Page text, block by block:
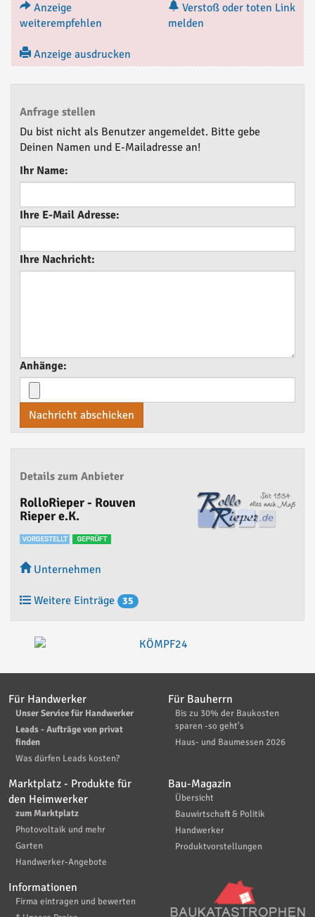
Anzeige
weiterempfehlen
Verstoß oder toten Link
melden
Anzeige ausdrucken
Anfrage stellen
Du bist nicht als Benutzer angemeldet. Bitte gebe
Deinen Namen und E-Mailadresse an!
Ihr Name:
Ihre E-Mail Adresse:
Ihre Nachricht:
Anhänge:
Nachricht abschicken
Details zum Anbieter
RolloRieper - Rouven
Rieper e.K.
Unternehmen
Weitere Einträge 35
Für Handwerker
Unser Service für Handwerker
Leads - Aufträge von privat
finden
Was dürfen Leads kosten?
Für Bauherrn
Bis zu 30% der Baukosten
sparen -so geht's
Haus- und Baumessen 2026
Marktplatz - Produkte für
den Heimwerker
zum Marktplatz
Photovoltaik und mehr
Garten
Handwerker-Angebote
Bau-Magazin
Übersicht
Bauwirtschaft & Politik
Handwerker
Produktvorstellungen
Informationen
Firma eintragen und bewerten